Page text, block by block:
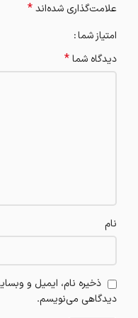
علامت‌گذاری شده‌اند*
امتیاز شما
دیدگاه شما*
نام
ذخیره نام، ایمیل و
دیدگاهی می‌نویسم.